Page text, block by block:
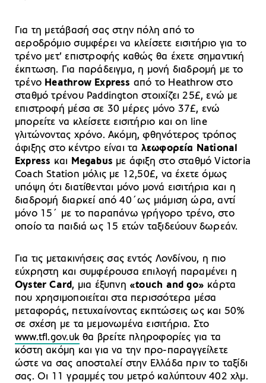
Για τη μετάβασή σας στην πόλη από το
αεροδρόμιο συμφέρει να κλείσετε εισιτήριο για το
τρένο μετ’ επιστροφής καθώς θα έχετε σημαντική
έκπτωση. Για παράδειγμα, η μονή διαδρομή με το
τρένο Heathrow Express από το Heathrow στο
σταθμό τρένου Paddington στοιχίζει 25£, ενώ με
επιστροφή μέσα σε 30 μέρες μόνο 37£, ενώ
μπορείτε να κλείσετε εισιτήριο και on line
γλιτώνοντας χρόνο. Ακόμη, φθηνότερος τρόπος
άφιξης στο κέντρο είναι τα λεωφορεία National
Express και Megabus με άφιξη στο σταθμό Victoria
Coach Station μόλις με 12,50£, να έχετε όμως
υπόψη ότι διατίθενται μόνο μονά εισιτήρια και η
διαδρομή διαρκεί από 40΄ως μιάμιση ώρα, αντί
μόνο 15΄ με το παραπάνω γρήγορο τρένο, στο
οποίο τα παιδιά ως 15 ετών ταξιδεύουν δωρεάν.
Για τις μετακινήσεις σας εντός Λονδίνου, η πιο
εύχρηστη και συμφέρουσα επιλογή παραμένει η
Oyster Card, μια έξυπνη «touch and go» κάρτα
που χρησιμοποιείται στα περισσότερα μέσα
μεταφοράς, πετυχαίνοντας εκπτώσεις ως και 50%
σε σχέση με τα μεμονωμένα εισιτήρια. Στο
www.tfl.gov.ukθα βρείτε πληροφορίες για τα
κόστη ακόμη και για να την προ-παραγγείλετε
ώστε να σας αποσταλεί στην Ελλάδα πριν το ταξίδι
σας. Οι 11 γραμμές του μετρό καλύπτουν 402 χλμ.